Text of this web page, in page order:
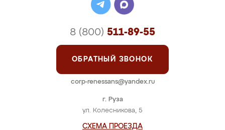
г. Руза
ул. Колесникова, 5
СХЕМА ПРОЕЗДА
8 (800) 511-89-55
ОБРАТНЫЙ ЗВОНОК
corp-renessans@yandex.ru